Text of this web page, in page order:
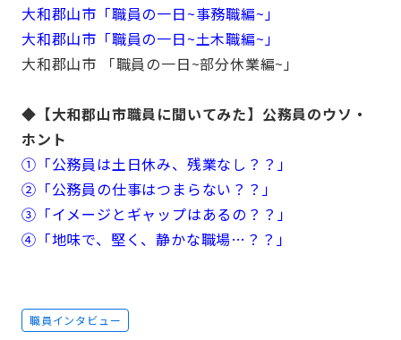
大和郡山市「職員の一日~事務職編~」
大和郡山市「職員の一日~土木職編~」
大和郡山市 「職員の一日~部分休業編~」
◆【大和郡山市職員に聞いてみた】公務員のウソ・
ホント
①「公務員は土日休み、残業なし？？」
②「公務員の仕事はつまらない？？」
③「イメージとギャップはあるの？？」
④「地味で、堅く、静かな職場…？？」
職員インタビュー